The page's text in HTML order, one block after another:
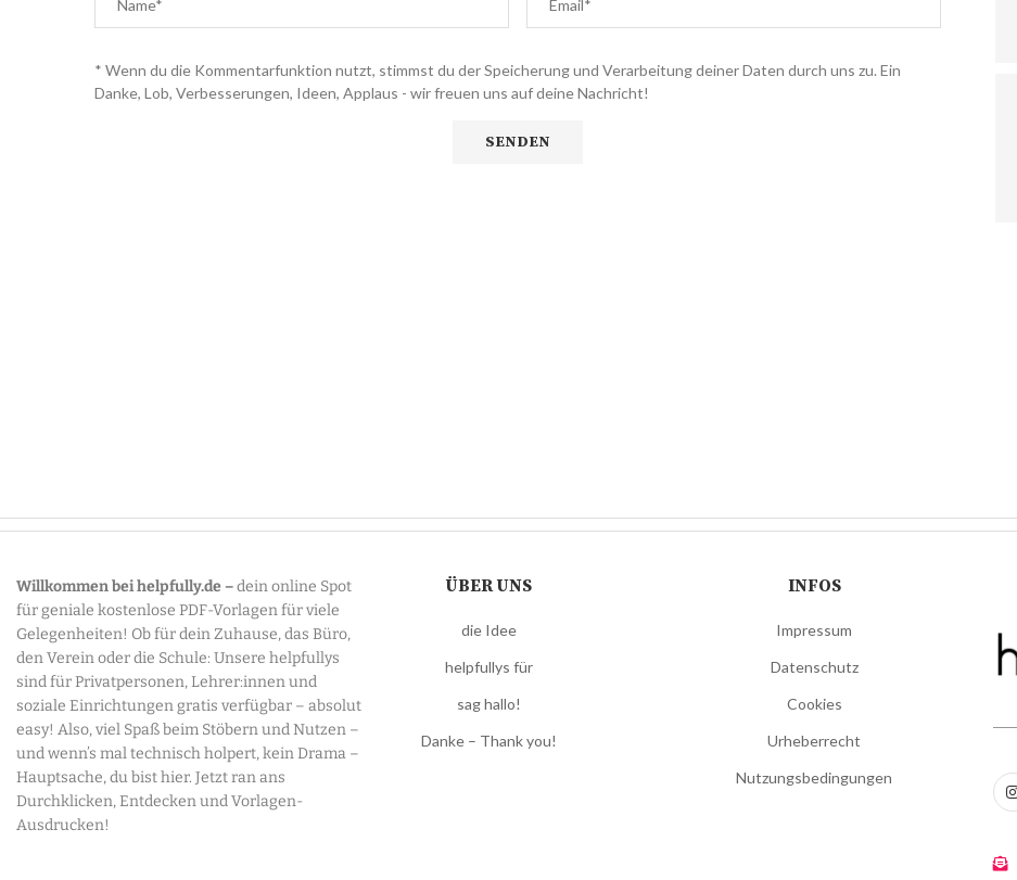
* Wenn du die Kommentarfunktion nutzt, stimmst du der Speicherung und Verarbeitung deiner Daten durch uns zu. Ein
Danke, Lob, Verbesserungen, Ideen, Applaus - wir freuen uns auf deine Nachricht!
Willkommen bei helpfully.de –dein online Spot
für geniale kostenlose PDF-Vorlagen für viele
Gelegenheiten! Ob für dein Zuhause, das Büro,
den Verein oder die Schule: Unsere helpfullys
sind für Privatpersonen, Lehrer:innen und
soziale Einrichtungen gratis verfügbar – absolut
easy! Also, viel Spaß beim Stöbern und Nutzen –
und wenn’s mal technisch holpert, kein Drama –
Hauptsache, du bist hier. Jetzt ran ans
Durchklicken, Entdecken und Vorlagen-
Ausdrucken!
ÜBER UNS
die Idee
helpfullys für
sag hallo!
Danke – Thank you!
INFOS
Impressum
Datenschutz
Cookies
Urheberrecht
Nutzungsbedingungen